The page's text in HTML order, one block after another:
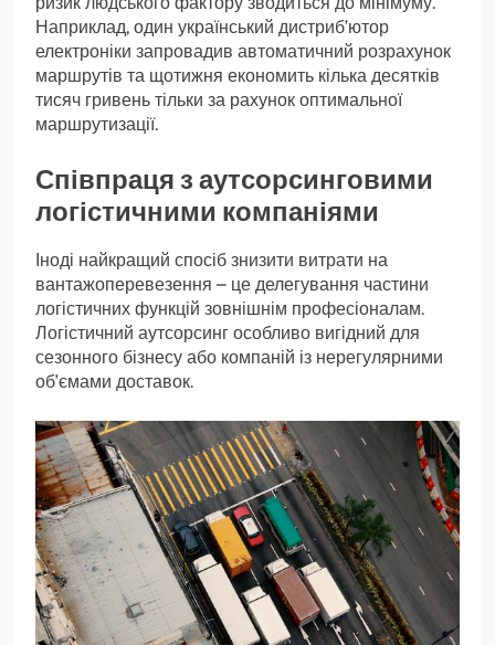
Наприклад, один український дистриб’ютор
електроніки запровадив автоматичний розрахунок
маршрутів та щотижня економить кілька десятків
тисяч гривень тільки за рахунок оптимальної
маршрутизації.
Співпраця з аутсорсинговими
логістичними компаніями
Іноді найкращий спосіб знизити витрати на
вантажоперевезення – це делегування частини
логістичних функцій зовнішнім професіоналам.
Логістичний аутсорсинг особливо вигідний для
сезонного бізнесу або компаній із нерегулярними
об’ємами доставок.